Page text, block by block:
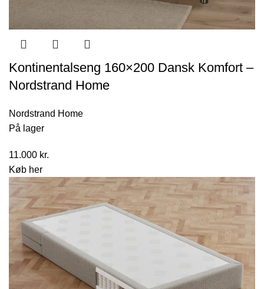
Kontinentalseng 160×200 Dansk Komfort –
Nordstrand Home
Nordstrand Home
På lager
11.000 kr.
Køb her